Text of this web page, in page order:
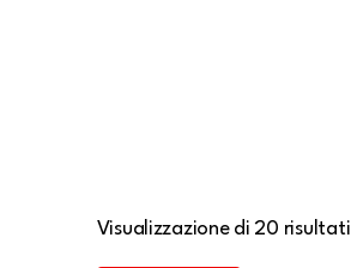
Visualizzazione di 20 risultati